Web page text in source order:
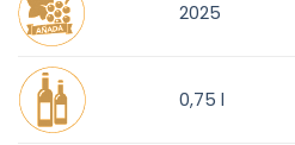
2025
0,75 l